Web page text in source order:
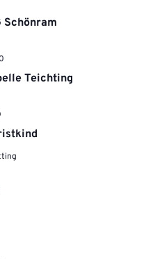
Schönram
Teichting